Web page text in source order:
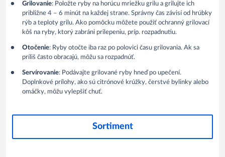
Grilovanie: Položte ryby na horúcu mriežku grilu a grilujte ich
približne 4 – 6 minút na každej strane. Správny čas závisí od hrúbky
rýb a teploty grilu. Ako pomôcku môžete použiť ochranný grilovací
kôš na ryby, ktorý zabráni prilepeniu, príp. rozpadnutiu.
Otočenie: Ryby otočte iba raz po polovici času grilovania. Ak sa
príliš často obracajú, môžu sa rozpadnúť.
Servírovanie: Podávajte grilované ryby hneď po upečení.
Doplnkové prílohy, ako sú citrónové krúžky, čerstvé bylinky alebo
omáčky, môžu vylepšiť chuť.
Sortiment